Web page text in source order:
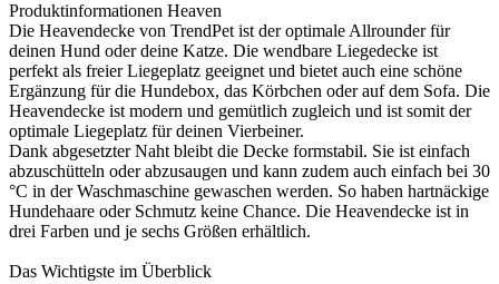
Produktinformationen Heaven
Die Heavendecke von TrendPet ist der optimale Allrounder für
deinen Hund oder deine Katze. Die wendbare Liegedecke ist
perfekt als freier Liegeplatz geeignet und bietet auch eine schöne
Ergänzung für die Hundebox, das Körbchen oder auf dem Sofa. Die
Heavendecke ist modern und gemütlich zugleich und ist somit der
optimale Liegeplatz für deinen Vierbeiner.
Dank abgesetzter Naht bleibt die Decke formstabil. Sie ist einfach
abzuschütteln oder abzusaugen und kann zudem auch einfach bei 30
°C in der Waschmaschine gewaschen werden. So haben hartnäckige
Hundehaare oder Schmutz keine Chance. Die Heavendecke ist in
drei Farben und je sechs Größen erhältlich.
Das Wichtigste im Überblick